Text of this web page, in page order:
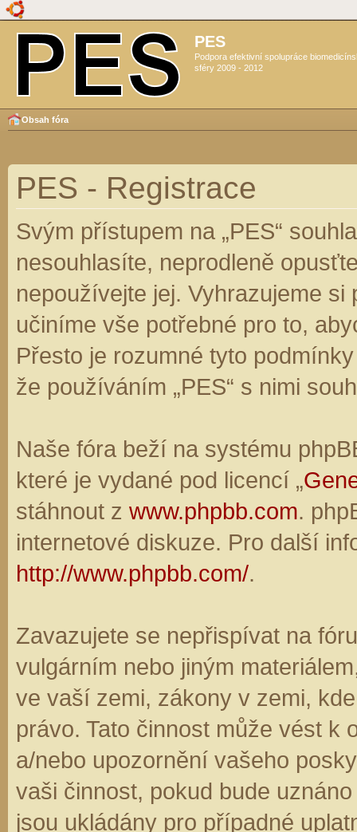
PES
Podpora efektivní spolupráce
sféry 2009 - 2012
Obsah fóra
PES - Registrace
Svým přístupem na „PES“
nesouhlasíte, neprodleně
nepoužívejte jej. Vyhrazujeme
učiníme vše potřebné pro to,
Přesto je rozumné tyto
že používáním „PES“ s nimi
Naše fóra beží na systému
které je vydané pod licencí „
stáhnout z www.phpbb.com.
internetové diskuze. Pro další
http://www.phpbb.com/.
Zavazujete se nepřispívat na
vulgárním nebo jiným
ve vaší zemi, zákony v zemi,
právo. Tato činnost může vést k
a/nebo upozornění vašeho
vaši činnost, pokud bude
jsou ukládány pro případné